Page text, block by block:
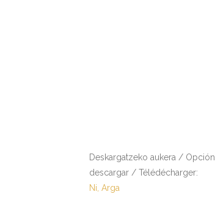
Deskargatzeko aukera / Opción
descargar / Télédécharger:
Ni, Arga